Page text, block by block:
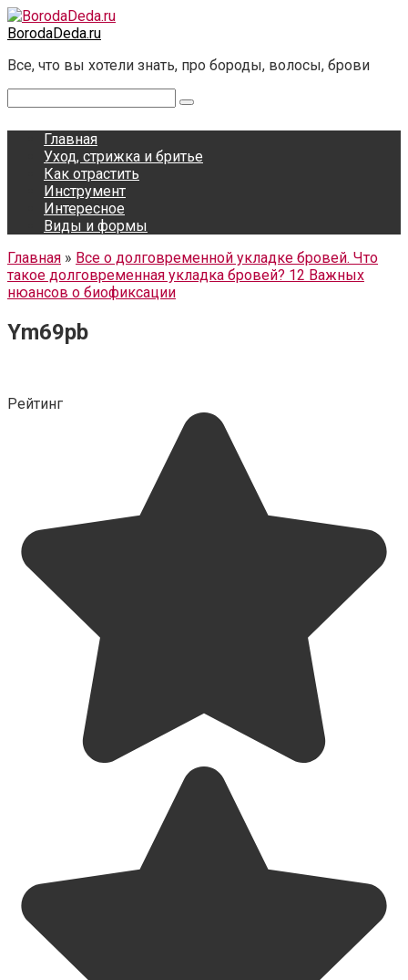
Перейти
к
BorodaDeda.ru
Все, что вы хотели знать, про бороды, волосы, брови
Главная
Уход, стрижка и бритье
Как отрастить
Инструмент
Интересное
Виды и формы
Главная » Все о долговременной укладке бровей. Что
такое долговременная укладка бровей? 12 Важных
нюансов о биофиксации
Ym69pb
Рейтинг